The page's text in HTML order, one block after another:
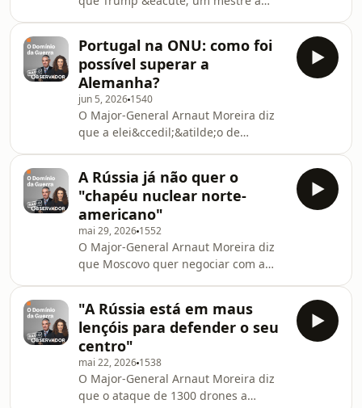
information.
Coreia foi por ci&uacute;mes e para
travar a influ&ecirc;ncia de Putin.See
omnystudio.com/listener for privacy
information.
Portugal na ONU: como foi
possível superar a
Alemanha?
jun 5, 2026 1540
O Major-General Arnaut Moreira diz
que a elei&ccedil;&atilde;o de
ainda para o plano russo de usar
crian&ccedil;as de 12 anos no fabrico
de drones.See
omnystudio.com/listener for privacy
information.
A Rússia já não quer o
"chapéu nuclear norte-
americano"
mai 29, 2026 1552
O Major-General Arnaut Moreira diz
que Moscovo quer negociar com a
situa&ccedil;&atilde;o da
Ucr&acirc;nia num pacote de
"arquitetura de seguran&ccedil;a
europeia".See
omnystudio.com/listener for privacy
information.
"A Rússia está em maus
lençóis para defender o seu
centro"
mai 22, 2026 1538
O Major-General Arnaut Moreira diz
que o ataque de 1300 drones a